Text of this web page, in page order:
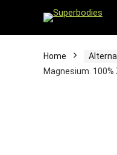
Home
Magnesium. 100%